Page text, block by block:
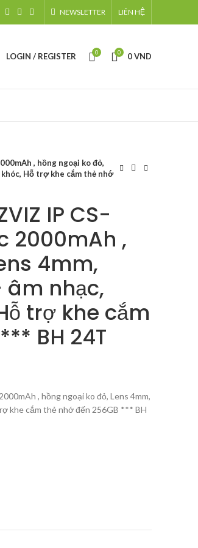
NEWSLETTER LIÊN HỆ
LOGIN / REGISTER 0 0 0VND
, hồng ngoại ko đỏ,
Hỗ trợ khe cắm thẻ nhớ
IP CS-
2000mAh ,
4mm,
âm nhạc,
trợ khe cắm
BH 24T
, hồng ngoại ko đỏ, Lens 4mm,
khe cắm thẻ nhớ đến 256GB *** BH